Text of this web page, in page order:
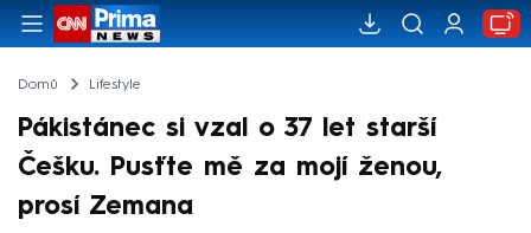
Domů Lifestyle
Pákistánec si vzal o 37 let starší
Češku. Pusťte mě za mojí ženou,
prosí Zemana